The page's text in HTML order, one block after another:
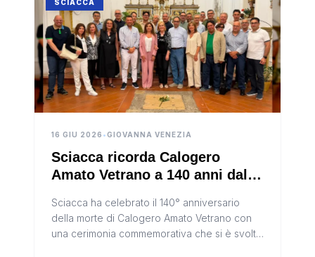
SCIACCA
16 GIU 2026 •GIOVANNA VENEZIA
Sciacca ricorda Calogero
Amato Vetrano a 140 anni dalla
Sciacca ha celebrato il 140° anniversario
della morte di Calogero Amato Vetrano con
una cerimonia commemorativa che si è svolta